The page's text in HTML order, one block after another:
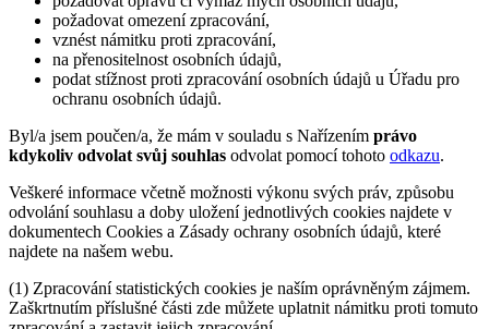
požadovat omezení zpracování,
vznést námitku proti zpracování,
na přenositelnost osobních údajů,
podat stížnost proti zpracování osobních údajů u Úřadu pro
ochranu osobních údajů.
Byl/a jsem poučen/a, že mám v souladu s Nařízením právo
kdykoliv odvolat svůj souhlas odvolat pomocí tohoto odkazu.
Veškeré informace včetně možnosti výkonu svých práv, způsobu
odvolání souhlasu a doby uložení jednotlivých cookies najdete v
dokumentech Cookies a Zásady ochrany osobních údajů, které
najdete na našem webu.
(1) Zpracování statistických cookies je naším oprávněným zájmem.
Zaškrtnutím příslušné části zde můžete uplatnit námitku proti tomuto